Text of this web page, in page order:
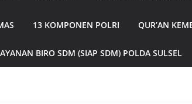
13 KOMPONEN POLRI QUR’AN
BIRO SDM (SIAP SDM) POLDA SULSEL